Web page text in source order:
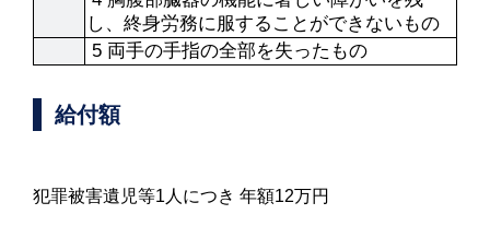
し、終身労務に服することができないもの
5 両手の手指の全部を失ったもの
給付額
犯罪被害遺児等1人につき 年額12万円